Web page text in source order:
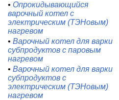
• Опрокидывающийся
варочный котел с
электрическим (ТЭНовым)
нагревом
• Варочный котел для варки
субпродуктов с паровым
нагревом
• Варочный котел для варки
субпродуктов с
электрическим (ТЭНовым)
нагревом